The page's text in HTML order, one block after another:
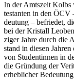
In der Amts­zeit Kolbs
tes­tan­ten in den ÖCV
deu­tung – be­frie­det,
bei der Kris­tall
zi­ger Jahre durch die
stand in die­sen
von Stu­den­tin­nen in
die Grün­dung der
er­heb­li­cher